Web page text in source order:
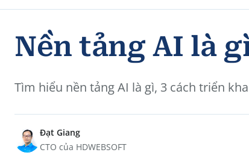
Nền tảng AI là
Tìm hiểu nền tảng AI là gì, 3 cách triển
Đạt Giang
CTO của HDWEBSOFT